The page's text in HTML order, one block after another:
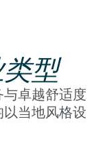
型
卓越舒适度
当地风格设